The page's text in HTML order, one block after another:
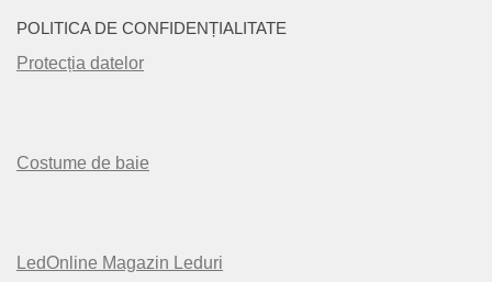
POLITICA DE CONFIDENȚIALITATE
Protecția datelor
Costume de baie
LedOnline Magazin Leduri